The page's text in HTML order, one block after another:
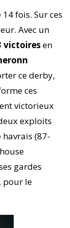
fois. Sur ces
Avec un
victoiresen
ce derby,
ces
victorieux
exploits
havrais (87-
gardes
pour le